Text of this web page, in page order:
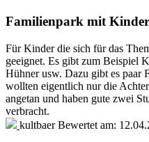
Familienpark mit
Für Kinder die sich für das
geeignet. Es gibt zum Beispiel
Hühner usw. Dazu gibt es paar
wollten eigentlich nur die
angetan und haben gute zwei
verbracht.
kultbaer Bewertet am: